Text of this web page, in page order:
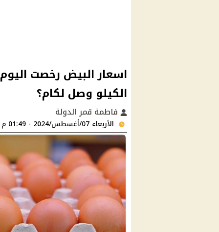
اسعار البيض رخصت
الكيلو وصل لكام؟
فاطمة قمر الدولة
الأربعاء 07/أغسطس/2024 - 01:49 م